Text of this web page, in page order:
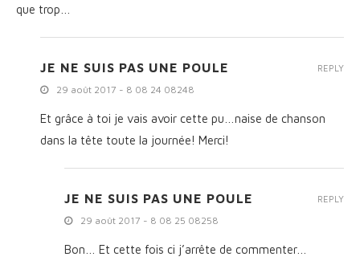
que trop…
JE NE SUIS PAS UNE POULE
29 août 2017 - 8 08 24 08248
Et grâce à toi je vais avoir cette pu…naise de chanson
dans la tête toute la journée! Merci!
REPLY
JE NE SUIS PAS UNE POULE
29 août 2017 - 8 08 25 08258
Bon… Et cette fois ci j’arrête de commenter…
REPLY